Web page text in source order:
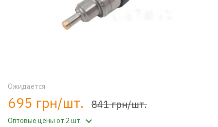
Ожидается
695 грн/шт. 841 грн/шт.
Оптовые цены от 2 шт.